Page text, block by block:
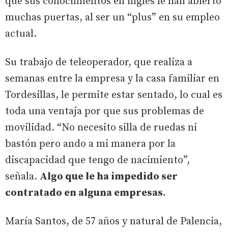
muchas puertas, al ser un “plus” en su empleo
actual.
Su trabajo de teleoperador, que realiza a
semanas entre la empresa y la casa familiar en
Tordesillas, le permite estar sentado, lo cual es
toda una ventaja por que sus problemas de
movilidad. “No necesito silla de ruedas ni
bastón pero ando a mi manera por la
discapacidad que tengo de nacimiento”,
señala. Algo que le ha impedido ser
contratado en alguna empresas.
María Santos, de 57 años y natural de Palencia,